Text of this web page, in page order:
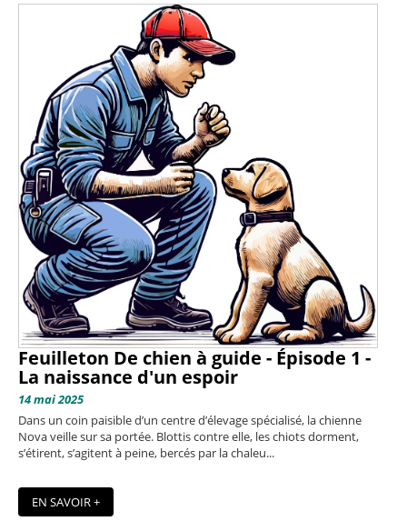
Feuilleton De chien à guide - Épisode 1 -
La naissance d'un espoir
14 mai 2025
Dans un coin paisible d’un centre d’élevage spécialisé, la chienne
Nova veille sur sa portée. Blottis contre elle, les chiots dorment,
s’étirent, s’agitent à peine, bercés par la chaleu...
EN SAVOIR +